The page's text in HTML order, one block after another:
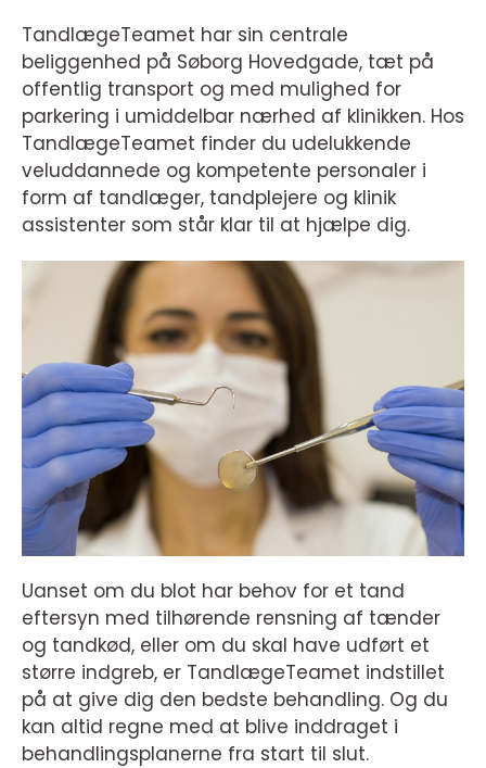
TandlægeTeamet har sin centrale
beliggenhed på Søborg Hovedgade, tæt på
offentlig transport og med mulighed for
parkering i umiddelbar nærhed af klinikken. Hos
TandlægeTeamet finder du udelukkende
veluddannede og kompetente personaler i
form af tandlæger, tandplejere og klinik
assistenter som står klar til at hjælpe dig.
Uanset om du blot har behov for et tand
eftersyn med tilhørende rensning af tænder
og tandkød, eller om du skal have udført et
større indgreb, er TandlægeTeamet indstillet
på at give dig den bedste behandling. Og du
kan altid regne med at blive inddraget i
behandlingsplanerne fra start til slut.